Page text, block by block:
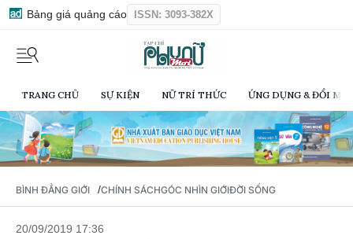
Bảng giá quảng cáo ISSN: 3093-382X
TRANG CHỦ SỰ KIỆN NỮ TRÍ THỨC ỨNG DỤNG & ĐỔI
BÌNH ĐẲNG GIỚI /CHÍNH SÁCHGÓC NHÌN GIỚIĐỜI SỐNG
20/09/2019 17:36